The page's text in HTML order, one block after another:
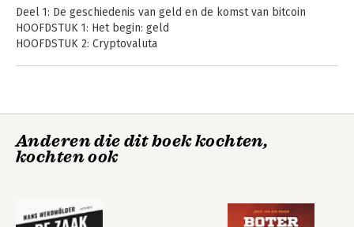
Deel 1: De geschiedenis van geld en de komst van bitcoin
HOOFDSTUK 1: Het begin: geld
HOOFDSTUK 2: Cryptovaluta
mogelijkheden
HOOFDSTUK 6: Alles wordt een token
Anderen die dit boek kochten,
kochten ook